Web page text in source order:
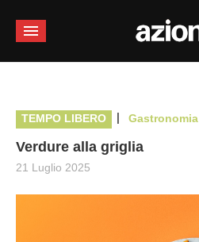
TEMPO LIBERO | Gastronomia
Verdure alla griglia
21 Luglio 2025